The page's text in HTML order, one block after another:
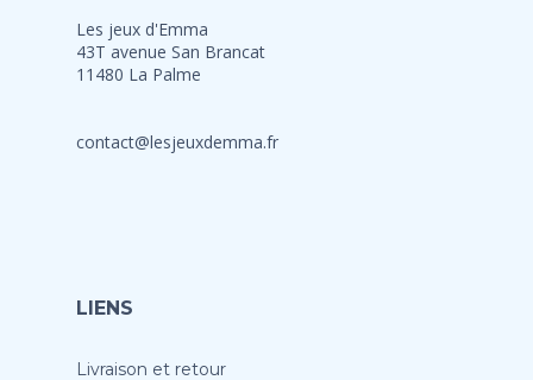
Les jeux d'Emma
43T avenue San Brancat
11480 La Palme
contact@lesjeuxdemma.fr
LIENS
Livraison et retour